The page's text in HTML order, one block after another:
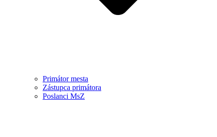
Primátor mesta
Zástupca primátora
Poslanci MsZ